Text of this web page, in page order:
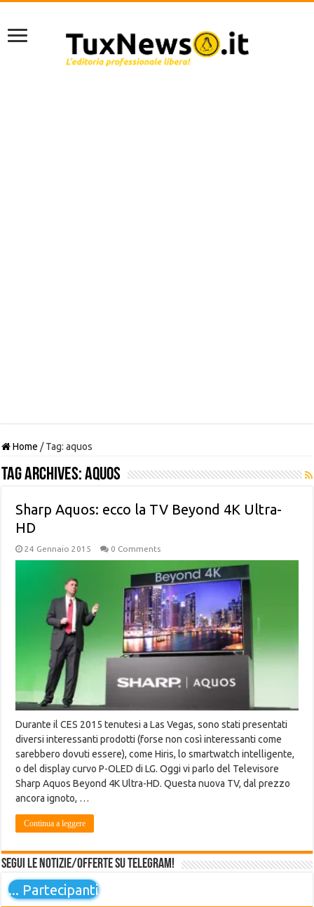
Home / Tag:aquos
Tag Archives:aquos
Sharp Aquos: ecco la TV Beyond 4K Ultra-
HD
24 Gennaio 2015 0 Comments
Durante il CES 2015 tenutesi a Las Vegas, sono stati presentati
diversi interessanti prodotti (forse non così interessanti come
sarebbero dovuti essere), come Hiris, lo smartwatch intelligente,
o del display curvo P-OLED di LG. Oggi vi parlo del Televisore
Sharp Aquos Beyond 4K Ultra-HD. Questa nuova TV, dal prezzo
ancora ignoto, …
Continua a leggere
Segui le notizie/offerte su Telegram!
... Partecipanti